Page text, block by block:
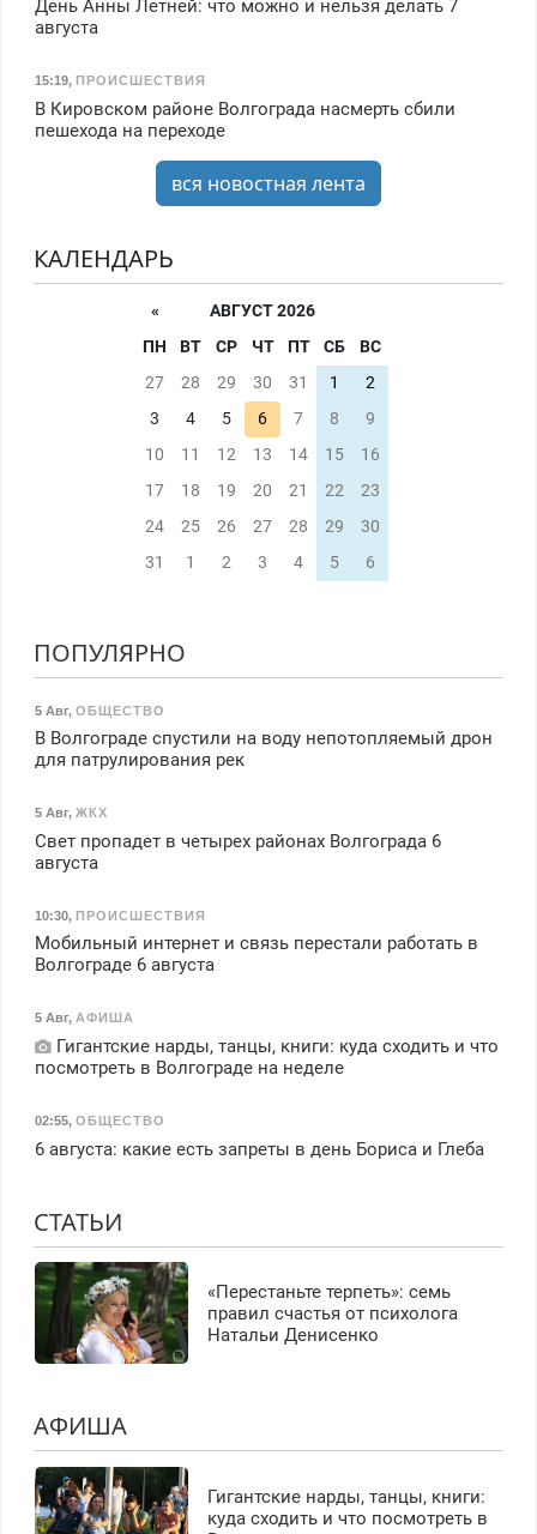
День Анны Летней: что можно и нельзя делать 7
августа
15:19, ПРОИСШЕСТВИЯ
В Кировском районе Волгограда насмерть сбили
пешехода на переходе
вся новостная лента
КАЛЕНДАРЬ
«
АВГУСТ 2026
ПН
ВТ СР ЧТ ПТ СБ
ВС
27
28 29 30 31 1
2
3
4 5 6 7 8
9
10
11 12 13 14 15
16
17
18 19 20 21 22
23
24
25 26 27 28 29
30
31
1 2 3 4 5 6
ПОПУЛЯРНО
5 Авг, ОБЩЕСТВО
В Волгограде спустили на воду непотопляемый дрон
для патрулирования рек
5 Авг, ЖКХ
Свет пропадет в четырех районах Волгограда 6
августа
10:30, ПРОИСШЕСТВИЯ
Мобильный интернет и связь перестали работать в
Волгограде 6 августа
5 Авг, АФИША
Гигантские нарды, танцы, книги: куда сходить и что
посмотреть в Волгограде на неделе
02:55, ОБЩЕСТВО
6 августа: какие есть запреты в день Бориса и Глеба
СТАТЬИ
«Перестаньте терпеть»: семь
правил счастья от психолога
Натальи Денисенко
АФИША
Гигантские нарды, танцы, книги:
куда сходить и что посмотреть в